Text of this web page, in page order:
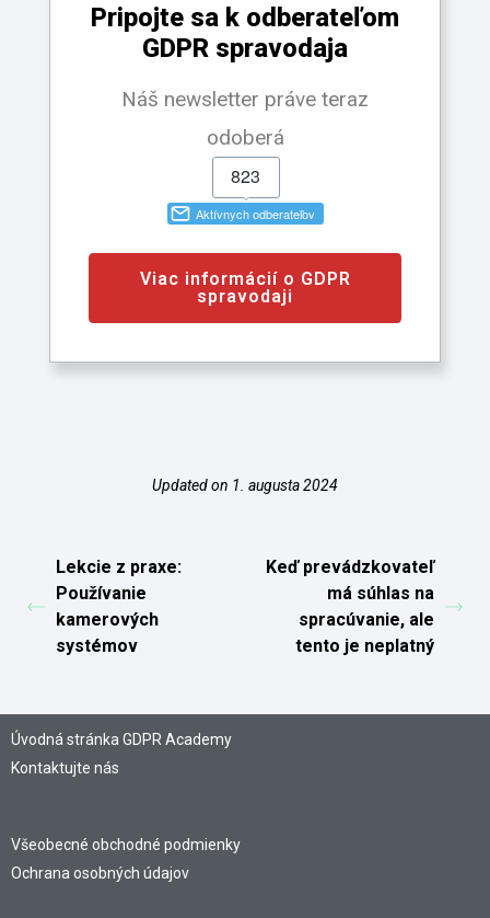
Pripojte sa k odberateľom
GDPR spravodaja
Náš newsletter práve teraz
odoberá
Viac informácií o GDPR
spravodaji
Updated on 1. augusta 2024
Lekcie z praxe:
Používanie
kamerových
systémov
Keď prevádzkovateľ
má súhlas na
spracúvanie, ale
tento je neplatný
Úvodná stránka GDPR Academy
Kontaktujte nás
Všeobecné obchodné podmienky
Ochrana osobných údajov